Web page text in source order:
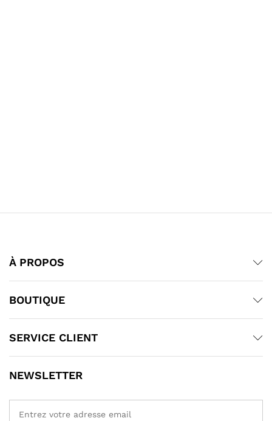
À PROPOS
BOUTIQUE
SERVICE CLIENT
NEWSLETTER